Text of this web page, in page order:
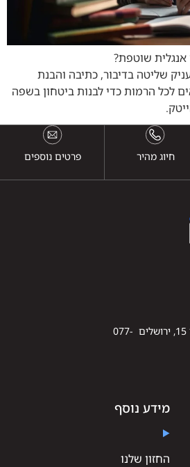
אנגלית שוטפת?
שליטה בדיבור, כתיבה והבנת
לכל הרמות כדי לבנות ביטחון בשפה
חיוג מהיר פרטים נוספים
נחום חפצדי 15, ירושלים 077-
מידע נוסף
החזון שלנו